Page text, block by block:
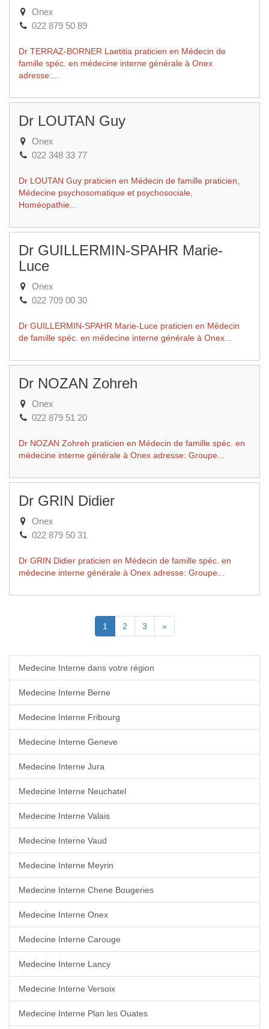
Onex
022 879 50 89
Dr TERRAZ-BORNER Laetitia praticien en Médecin de
famille spéc. en médecine interne générale à Onex
adresse:...
Dr LOUTAN Guy
Onex
022 348 33 77
Dr LOUTAN Guy praticien en Médecin de famille praticien,
Médecine psychosomatique et psychosociale,
Homéopathie...
Dr GUILLERMIN-SPAHR Marie-
Luce
Onex
022 709 00 30
Dr GUILLERMIN-SPAHR Marie-Luce praticien en Médecin
de famille spéc. en médecine interne générale à Onex...
Dr NOZAN Zohreh
Onex
022 879 51 20
Dr NOZAN Zohreh praticien en Médecin de famille spéc. en
médecine interne générale à Onex adresse: Groupe...
Dr GRIN Didier
Onex
022 879 50 31
Dr GRIN Didier praticien en Médecin de famille spéc. en
médecine interne générale à Onex adresse: Groupe...
1 (Actuelle)
2 3 »Suivante
Medecine Interne dans votre région
Medecine Interne Berne
Medecine Interne Fribourg
Medecine Interne Geneve
Medecine Interne Jura
Medecine Interne Neuchatel
Medecine Interne Valais
Medecine Interne Vaud
Medecine Interne Meyrin
Medecine Interne Chene Bougeries
Medecine Interne Onex
Medecine Interne Carouge
Medecine Interne Lancy
Medecine Interne Versoix
Medecine Interne Plan les Ouates